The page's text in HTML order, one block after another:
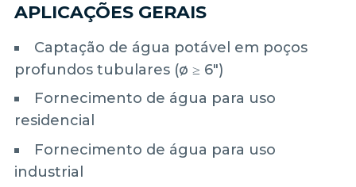
APLICAÇÕES GERAIS
Captação de água potável em poços
profundos tubulares (ø ≥ 6")
Fornecimento de água para uso
residencial
Fornecimento de água para uso
industrial